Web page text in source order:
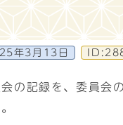
年3月13日
の記録を、委員会